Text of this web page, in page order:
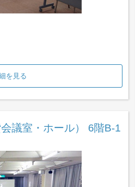
を見る
議室・ホール） 6階B-1